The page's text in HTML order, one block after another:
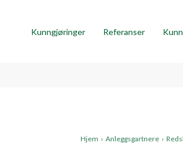
Kunngjøringer Referanser
Hjem › Anleggsgartnere ›